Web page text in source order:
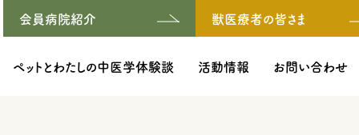
ペットとわたしの中医学体験談 活動情報 お問い合わせ
会員病院紹介 獣医療者の皆さま